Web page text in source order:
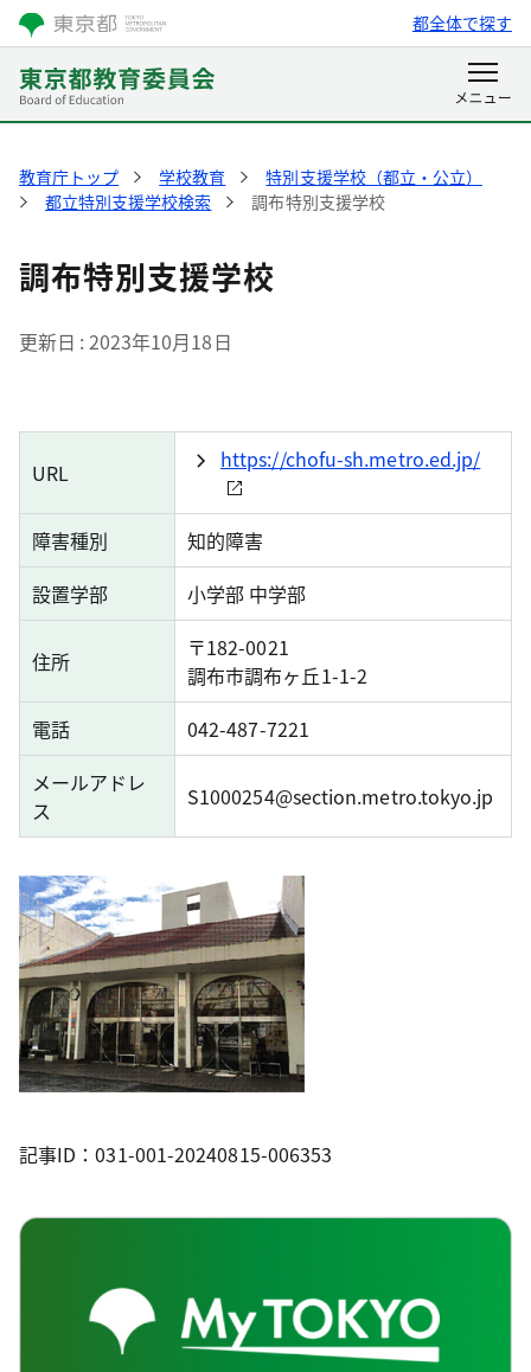
都全体で探す
教育庁トップ 学校教育
特別支援学校（都立・公立）
都立特別支援学校検索
調布特別支援学校
調布特別支援学校
更新日 2023年10月18日
URL https://chofu-sh.metro.ed.jp/
障害種別
知的障害
設置学部
小学部 中学部
住所
〒182-0021
調布市調布ヶ丘1-1-2
電話
042-487-7221
メールアドレ
ス
S1000254@section.metro.tokyo.jp
記事ID：031-001-20240815-006353